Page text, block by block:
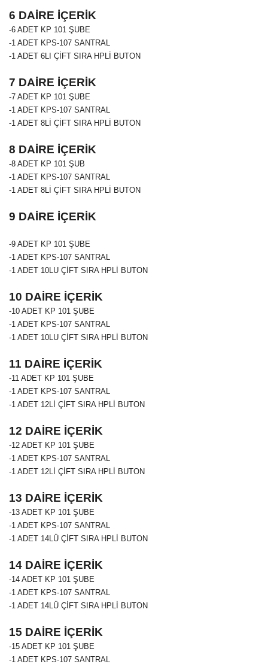
6 DAİRE İÇERİK
-6 ADET KP 101 ŞUBE
-1 ADET KPS-107 SANTRAL
-1 ADET 6LI ÇİFT SIRA HPLİ BUTON
7 DAİRE İÇERİK
-7 ADET KP 101 ŞUBE
-1 ADET KPS-107 SANTRAL
-1 ADET 8Lİ ÇİFT SIRA HPLİ BUTON
8 DAİRE İÇERİK
-8 ADET KP 101 ŞUB
-1 ADET KPS-107 SANTRAL
-1 ADET 8Lİ ÇİFT SIRA HPLİ BUTON
9 DAİRE İÇERİK
-9 ADET KP 101 ŞUBE
-1 ADET KPS-107 SANTRAL
-1 ADET 10LU ÇİFT SIRA HPLİ BUTON
10 DAİRE İÇERİK
-10 ADET KP 101 ŞUBE
-1 ADET KPS-107 SANTRAL
-1 ADET 10LU ÇİFT SIRA HPLİ BUTON
11 DAİRE İÇERİK
-11 ADET KP 101 ŞUBE
-1 ADET KPS-107 SANTRAL
-1 ADET 12Lİ ÇİFT SIRA HPLİ BUTON
12 DAİRE İÇERİK
-12 ADET KP 101 ŞUBE
-1 ADET KPS-107 SANTRAL
-1 ADET 12Lİ ÇİFT SIRA HPLİ BUTON
13 DAİRE İÇERİK
-13 ADET KP 101 ŞUBE
-1 ADET KPS-107 SANTRAL
-1 ADET 14LÜ ÇİFT SIRA HPLİ BUTON
14 DAİRE İÇERİK
-14 ADET KP 101 ŞUBE
-1 ADET KPS-107 SANTRAL
-1 ADET 14LÜ ÇİFT SIRA HPLİ BUTON
15 DAİRE İÇERİK
-15 ADET KP 101 ŞUBE
-1 ADET KPS-107 SANTRAL